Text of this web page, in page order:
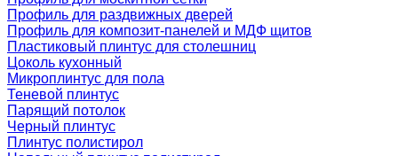
Профиль для раздвижных дверей
Профиль для композит-панелей и МДФ щитов
Пластиковый плинтус для столешниц
Цоколь кухонный
Микроплинтус для пола
Теневой плинтус
Парящий потолок
Черный плинтус
Плинтус полистирол